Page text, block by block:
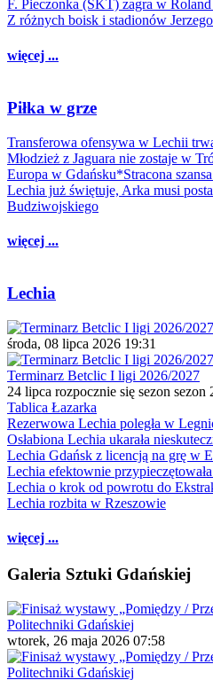
F. Pieczonka (SKT) zagra w
Z różnych boisk i stadionów
więcej ...
Piłka w grze
Transferowa ofensywa w Lechii
Młodzież z Jaguara nie zostaje w
Europa w Gdańsku*Stracona szansa
Lechia już świętuje, Arka musi
Budziwojskiego
więcej ...
Lechia
środa, 08 lipca 2026 19:31
Terminarz Betclic I ligi 2026/2027
24 lipca rozpocznie się sezon
Tablica Łazarka
Rezerwowa Lechia poległa w
Osłabiona Lechia ukarała
Lechia Gdańsk z licencją na grę w
Lechia efektownie
Lechia o krok od powrotu do
Lechia rozbita w Rzeszowie
więcej ...
Galeria Sztuki Gdańskiej
wtorek, 26 maja 2026 07:58